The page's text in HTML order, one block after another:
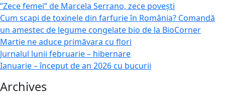
”Zece femei” de Marcela Serrano, zece povești
Cum scapi de toxinele din farfurie în România? Comandă
un amestec de legume congelate bio de la BioCorner
Martie ne aduce primăvara cu flori
Jurnalul lunii februarie – hibernare
Ianuarie – început de an 2026 cu bucurii
Archives